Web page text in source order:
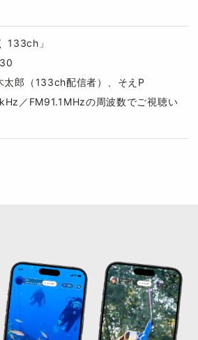
133ch」
太郎（133ch配信者）、そえP
／FM91.1MHzの周波数でご視聴い